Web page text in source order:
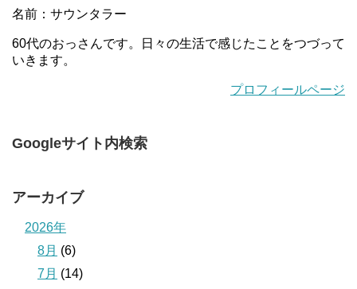
名前：サウンタラー
60代のおっさんです。日々の生活で感じたことをつづって
いきます。
プロフィールページ
Googleサイト内検索
アーカイブ
2026年
8月 (6)
7月 (14)